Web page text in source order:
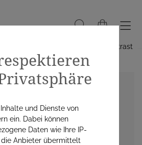
Hoher Kontrast
und Dienste von
ein. Dabei können
Daten wie Ihre IP-
die Anbieter übermittelt